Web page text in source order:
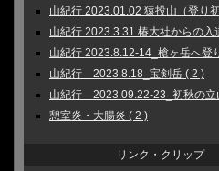
山紀行 2023.01.02 猿投山（登り
山紀行 2023.3.31 椿大社からの入
山紀行 2023.8.12-14_槍ヶ岳へ登
山紀行 2023.8.18_宝剣岳 ( 2 )
山紀行 2023.09.22-23_初秋の立
憩室炎・大腸炎 ( 2 )
リンク・クリップ